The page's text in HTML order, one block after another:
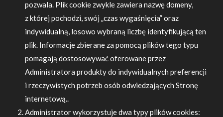
pozwala. Plik cookie zwykle zawiera nazwę domeny,
z której pochodzi, swój „czas wygaśnięcia” oraz
indywidualną, losowo wybraną liczbę identyfikującą ten
plik. Informacje zbierane za pomocą plików tego typu
pomagają dostosowywać oferowane przez
Administratora produkty do indywidualnych preferencji
i rzeczywistych potrzeb osób odwiedzających Stronę
internetową..
Administrator wykorzystuje dwa typy plików cookies: